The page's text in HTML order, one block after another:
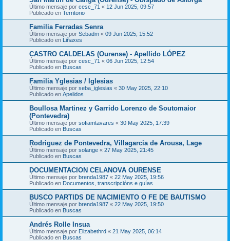
Último mensaje por cesc_71 « 12 Jun 2025, 09:57
Publicado en Territorio
Familia Ferradas Senra
Último mensaje por Sebadm « 09 Jun 2025, 15:52
Publicado en Liñaxes
CASTRO CALDELAS (Ourense) - Apellido LÓPEZ
Último mensaje por cesc_71 « 06 Jun 2025, 12:54
Publicado en Buscas
Familia Yglesias / Iglesias
Último mensaje por seba_iglesias « 30 May 2025, 22:10
Publicado en Apelidos
Boullosa Martinez y Garrido Lorenzo de Soutomaior
(Pontevedra)
Último mensaje por sofiamtavares « 30 May 2025, 17:39
Publicado en Buscas
Rodriguez de Pontevedra, Villagarcia de Arousa, Lage
Último mensaje por solange « 27 May 2025, 21:45
Publicado en Buscas
DOCUMENTACION CELANOVA OURENSE
Último mensaje por brenda1987 « 22 May 2025, 19:56
Publicado en Documentos, transcripcións e guías
BUSCO PARTIDS DE NACIMIENTO O FE DE BAUTISMO
Último mensaje por brenda1987 « 22 May 2025, 19:50
Publicado en Buscas
Andrés Rolle Insua
Último mensaje por Elizabethrd « 21 May 2025, 06:14
Publicado en Buscas